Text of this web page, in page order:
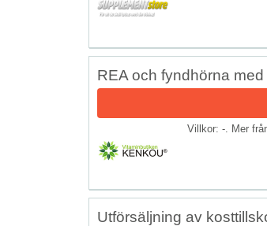
REA och fyndhörna
Villkor: -. Mer
Utförsäljning av